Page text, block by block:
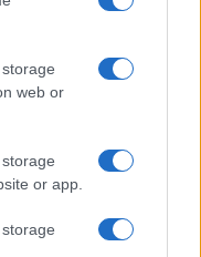
web or
or app.
al canale ed
#MONETA
#STABLECOIN